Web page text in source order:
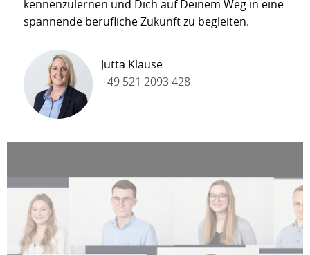
kennenzulernen und Dich auf Deinem Weg in eine
spannende berufliche Zukunft zu begleiten.
Jutta Klause
+49 521 2093 428